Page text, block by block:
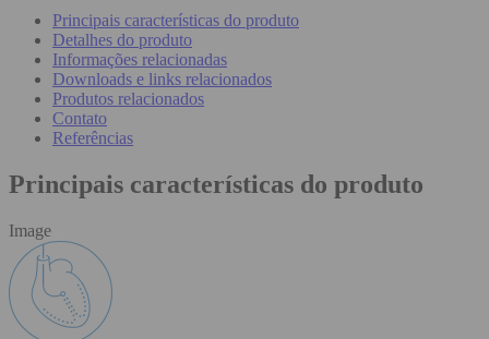
Principais características do produto
Detalhes do produto
Informações relacionadas
Downloads e links relacionados
Produtos relacionados
Contato
Referências
Principais características do produto
Image